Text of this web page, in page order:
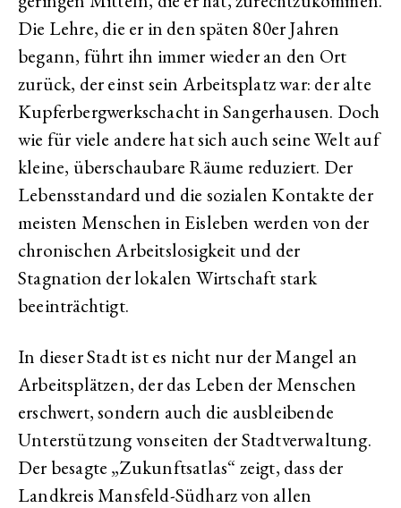
Die Lehre, die er in den späten 80er Jahren
begann, führt ihn immer wieder an den Ort
zurück, der einst sein Arbeitsplatz war: der alte
Kupferbergwerkschacht in Sangerhausen. Doch
wie für viele andere hat sich auch seine Welt auf
kleine, überschaubare Räume reduziert. Der
Lebensstandard und die sozialen Kontakte der
meisten Menschen in Eisleben werden von der
chronischen Arbeitslosigkeit und der
Stagnation der lokalen Wirtschaft stark
beeinträchtigt.
In dieser Stadt ist es nicht nur der Mangel an
Arbeitsplätzen, der das Leben der Menschen
erschwert, sondern auch die ausbleibende
Unterstützung vonseiten der Stadtverwaltung.
Der besagte „Zukunftsatlas“ zeigt, dass der
Landkreis Mansfeld-Südharz von allen